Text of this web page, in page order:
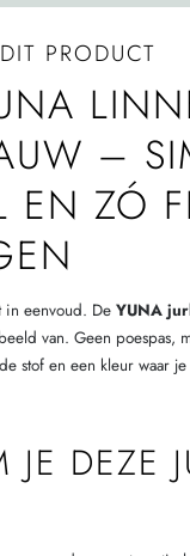
PRODUCT
–
EN ZÓ
in eenvoud. De YUNA
van. Geen poespas,
stof en een kleur waar
DEZE